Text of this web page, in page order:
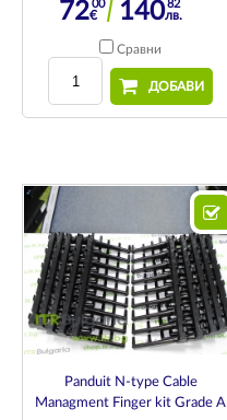
7200
€ 14082
лв.
Сравни
ДОБАВИ
Panduit N-type Cable
Managment Finger kit Grade A